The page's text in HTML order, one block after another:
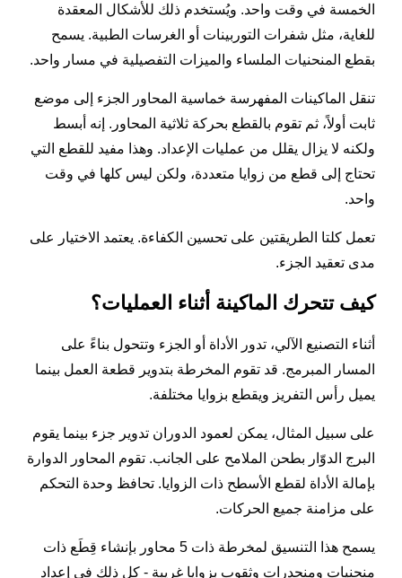
الخمسة في وقت واحد. ويُستخدم ذلك للأشكال المعقدة
للغاية، مثل شفرات التوربينات أو الغرسات الطبية. يسمح
بقطع المنحنيات الملساء والميزات التفصيلية في مسار واحد.
تنقل الماكينات المفهرسة خماسية المحاور الجزء إلى موضع
ثابت أولاً، ثم تقوم بالقطع بحركة ثلاثية المحاور. إنه أبسط
ولكنه لا يزال يقلل من عمليات الإعداد. وهذا مفيد للقطع التي
تحتاج إلى قطع من زوايا متعددة، ولكن ليس كلها في وقت
واحد.
تعمل كلتا الطريقتين على تحسين الكفاءة. يعتمد الاختيار على
مدى تعقيد الجزء.
كيف تتحرك الماكينة أثناء العمليات؟
أثناء التصنيع الآلي، تدور الأداة أو الجزء وتتحول بناءً على
المسار المبرمج. قد تقوم المخرطة بتدوير قطعة العمل بينما
يميل رأس التفريز ويقطع بزوايا مختلفة.
على سبيل المثال، يمكن لعمود الدوران تدوير جزء بينما يقوم
البرج الدوّار بطحن الملامح على الجانب. تقوم المحاور الدوارة
بإمالة الأداة لقطع الأسطح ذات الزوايا. تحافظ وحدة التحكم
على مزامنة جميع الحركات.
يسمح هذا التنسيق لمخرطة ذات 5 محاور بإنشاء قِطَع ذات
منحنيات ومنحدرات وثقوب بزوايا غريبة - كل ذلك في إعداد